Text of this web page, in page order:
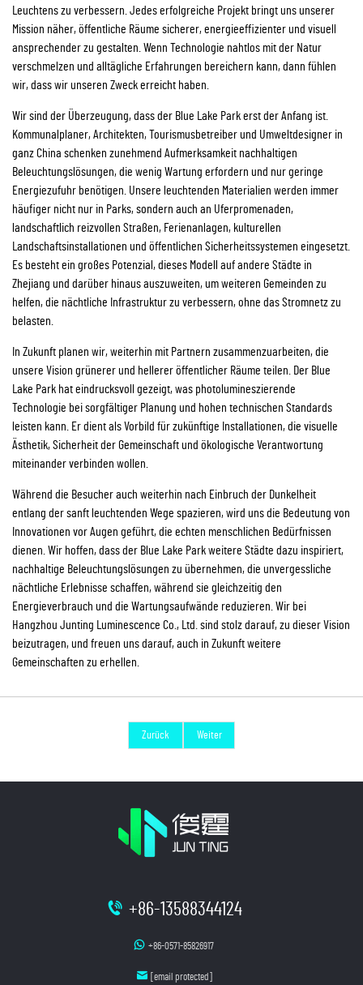
Leuchtens zu verbessern. Jedes erfolgreiche Projekt bringt uns unserer
Mission näher, öffentliche Räume sicherer, energieeffizienter und visuell
ansprechender zu gestalten. Wenn Technologie nahtlos mit der Natur
verschmelzen und alltägliche Erfahrungen bereichern kann, dann fühlen
wir, dass wir unseren Zweck erreicht haben.
Wir sind der Überzeugung, dass der Blue Lake Park erst der Anfang ist.
Kommunalplaner, Architekten, Tourismusbetreiber und Umweltdesigner in
ganz China schenken zunehmend Aufmerksamkeit nachhaltigen
Beleuchtungslösungen, die wenig Wartung erfordern und nur geringe
Energiezufuhr benötigen. Unsere leuchtenden Materialien werden immer
häufiger nicht nur in Parks, sondern auch an Uferpromenaden,
landschaftlich reizvollen Straßen, Ferienanlagen, kulturellen
Landschaftsinstallationen und öffentlichen Sicherheitssystemen eingesetzt.
Es besteht ein großes Potenzial, dieses Modell auf andere Städte in
Zhejiang und darüber hinaus auszuweiten, um weiteren Gemeinden zu
helfen, die nächtliche Infrastruktur zu verbessern, ohne das Stromnetz zu
belasten.
In Zukunft planen wir, weiterhin mit Partnern zusammenzuarbeiten, die
unsere Vision grünerer und hellerer öffentlicher Räume teilen. Der Blue
Lake Park hat eindrucksvoll gezeigt, was photolumineszierende
Technologie bei sorgfältiger Planung und hohen technischen Standards
leisten kann. Er dient als Vorbild für zukünftige Installationen, die visuelle
Ästhetik, Sicherheit der Gemeinschaft und ökologische Verantwortung
miteinander verbinden wollen.
Während die Besucher auch weiterhin nach Einbruch der Dunkelheit
entlang der sanft leuchtenden Wege spazieren, wird uns die Bedeutung von
Innovationen vor Augen geführt, die echten menschlichen Bedürfnissen
dienen. Wir hoffen, dass der Blue Lake Park weitere Städte dazu inspiriert,
nachhaltige Beleuchtungslösungen zu übernehmen, die unvergessliche
nächtliche Erlebnisse schaffen, während sie gleichzeitig den
Energieverbrauch und die Wartungsaufwände reduzieren. Wir bei
Hangzhou Junting Luminescence Co., Ltd. sind stolz darauf, zu dieser Vision
beizutragen, und freuen uns darauf, auch in Zukunft weitere
Gemeinschaften zu erhellen.
Zurück Weiter
+86-13588344124
+86-0571-85826917
[email protected]